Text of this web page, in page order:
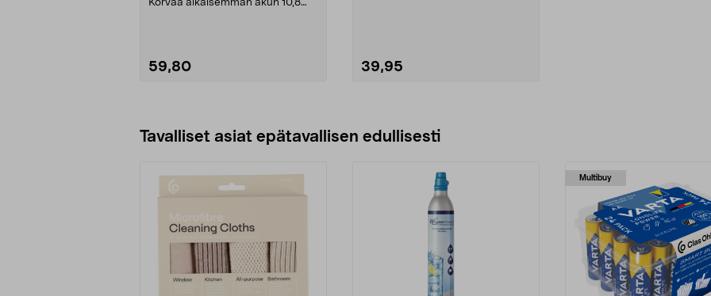
Korvaa aikaisemman akun 10,8
59,80 39,95
Tavalliset asiat epätavallisen edullisesti
Multibuy